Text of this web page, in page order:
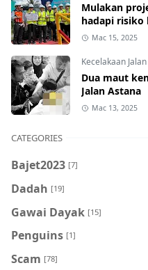
Mulakan
hadapi
Mac 15, 2025
Kecelakaan Jalan
Dua maut
Jalan Astana
Mac 13, 2025
CATEGORIES
Bajet2023 [7]
Dadah [19]
Gawai Dayak [15]
Penguins [1]
Scam [78]